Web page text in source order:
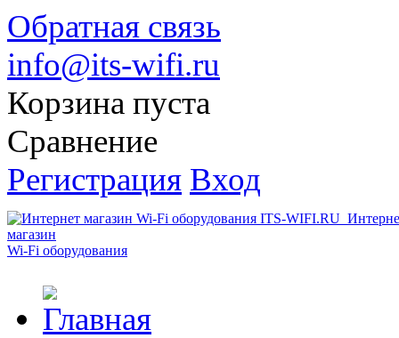
Обратная связь
info@its-wifi.ru
Корзина пуста
Сравнение
Регистрация Вход
магазин
Wi-Fi оборудования